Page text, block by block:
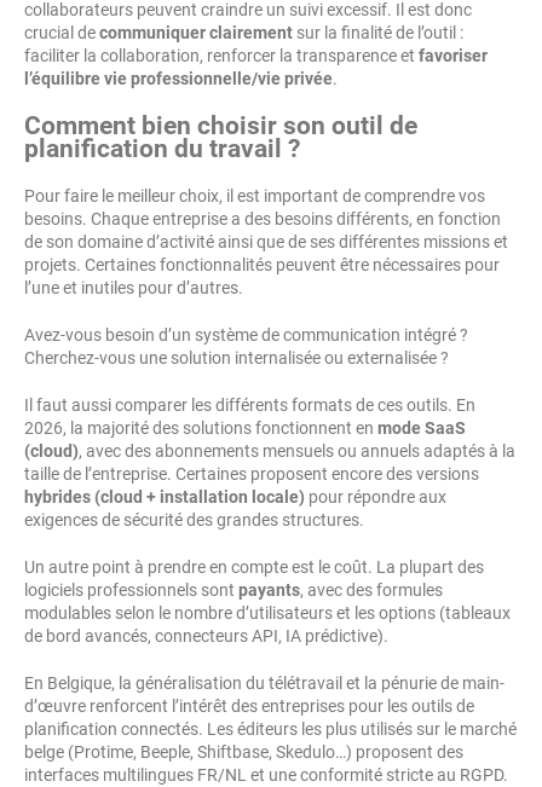
collaborateurs peuvent craindre un suivi excessif. Il est donc
crucial decommuniquer clairement sur la finalité de l’outil :
faciliter la collaboration, renforcer la transparence et favoriser
l’équilibre vie professionnelle/vie privée.
Comment bien choisir son outil de
planification du travail ?
Pour faire le meilleur choix, il est important de comprendre vos
besoins. Chaque entreprise a des besoins différents, en fonction
de son domaine d’activité ainsi que de ses différentes missions et
projets. Certaines fonctionnalités peuvent être nécessaires pour
l’une et inutiles pour d’autres.
Avez-vous besoin d’un système de communication intégré ?
Cherchez-vous une solution internalisée ou externalisée ?
Il faut aussi comparer les différents formats de ces outils. En
2026, la majorité des solutions fonctionnent en mode SaaS
(cloud), avec des abonnements mensuels ou annuels adaptés à la
taille de l’entreprise. Certaines proposent encore des versions
hybrides (cloud + installation locale) pour répondre aux
exigences de sécurité des grandes structures.
Un autre point à prendre en compte est le coût. La plupart des
logiciels professionnels sont payants, avec des formules
modulables selon le nombre d’utilisateurs et les options (tableaux
de bord avancés, connecteurs API, IA prédictive).
En Belgique, la généralisation du télétravail et la pénurie de main-
d’œuvre renforcent l’intérêt des entreprises pour les outils de
planification connectés. Les éditeurs les plus utilisés sur le marché
belge (Protime, Beeple, Shiftbase, Skedulo…) proposent des
interfaces multilingues FR/NL et une conformité stricte au RGPD.